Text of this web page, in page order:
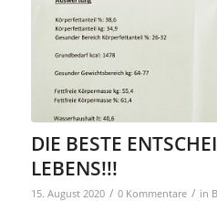
DIE BESTE
LEBENS!!!
15. August 2020 / 0 Kommentare / in